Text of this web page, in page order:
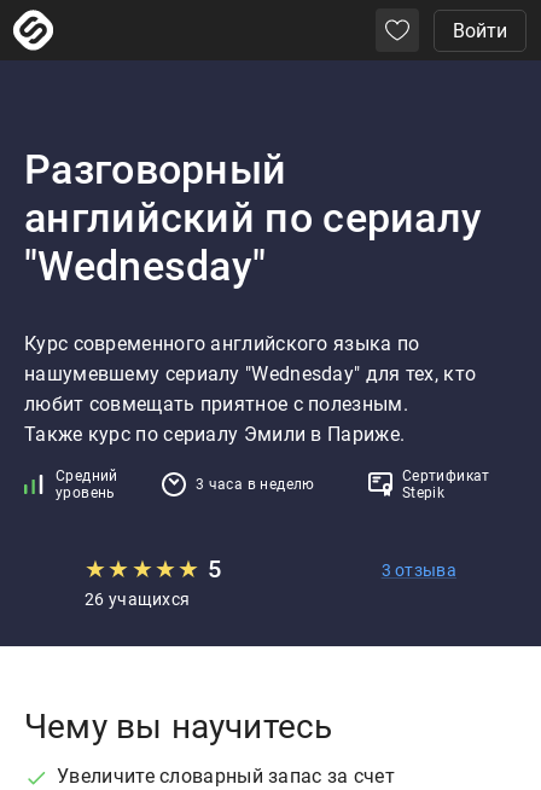
Войти
Разговорный
английский по сериалу
"Wednesday"
Курс современного английского языка по
нашумевшему сериалу "Wednesday" для тех, кто
любит совмещать приятное с полезным.
Также курс по сериалу Эмили в Париже.
Средний
уровень
3 часа в неделю
Сертификат
Stepik
★★★★★ 5
3 отзыва
26 учащихся
Чему вы научитесь
Увеличите словарный запас за счет